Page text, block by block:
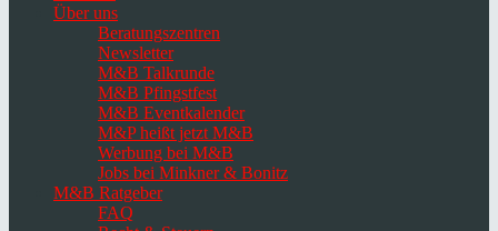
Über uns
Beratungszentren
Newsletter
M&B Talkrunde
M&B Pfingstfest
M&B Eventkalender
M&P heißt jetzt M&B
Werbung bei M&B
Jobs bei Minkner & Bonitz
M&B Ratgeber
FAQ